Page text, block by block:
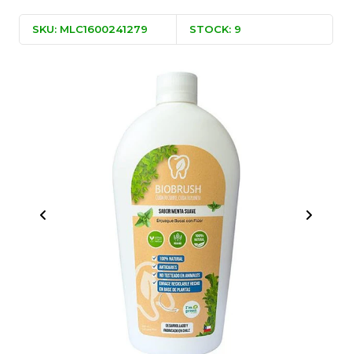
SKU: MLC1600241279 STOCK: 9